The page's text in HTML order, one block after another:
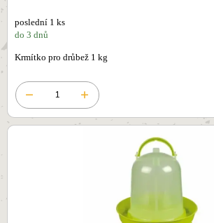
poslední 1 ks
do 3 dnů
Krmítko pro drůbež 1 kg